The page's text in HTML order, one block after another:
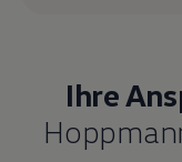
Ihre